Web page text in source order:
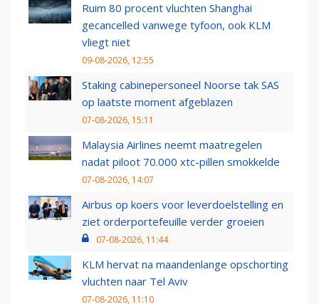
Ruim 80 procent vluchten Shanghai
gecancelled vanwege tyfoon, ook KLM
vliegt niet
09-08-2026, 12:55
Staking cabinepersoneel Noorse tak SAS
op laatste moment afgeblazen
07-08-2026, 15:11
Malaysia Airlines neemt maatregelen
nadat piloot 70.000 xtc-pillen smokkelde
07-08-2026, 14:07
Airbus op koers voor leverdoelstelling en
ziet orderportefeuille verder groeien
07-08-2026, 11:44
KLM hervat na maandenlange opschorting
vluchten naar Tel Aviv
07-08-2026, 11:10